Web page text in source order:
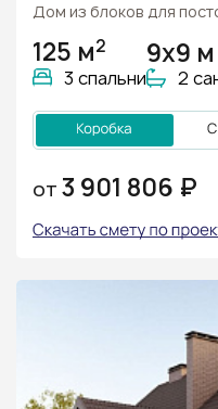
Дом из блоков для
125 м2
3 спальни
9х9 м
2
ОТ 3 901 806 ₽